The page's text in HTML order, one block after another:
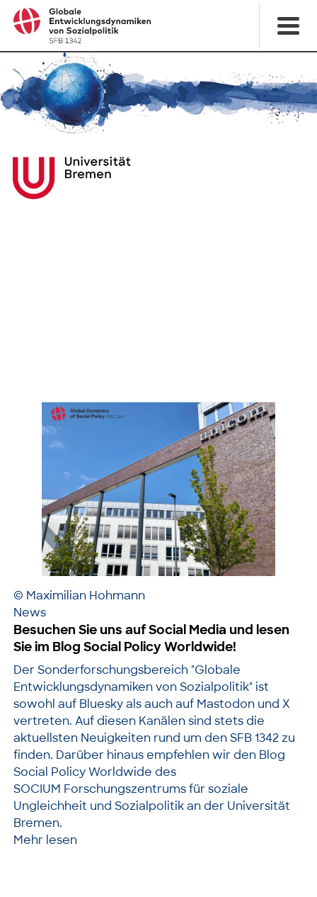
© Maximilian Hohmann
News
Besuchen Sie uns auf Social Media und lesen
Sie im Blog Social Policy Worldwide!
Der Sonderforschungsbereich "Globale
Entwicklungsdynamiken von Sozialpolitik" ist
sowohl auf Bluesky als auch auf Mastodon und X
vertreten. Auf diesen Kanälen sind stets die
aktuellsten Neuigkeiten rund um den SFB 1342 zu
finden. Darüber hinaus empfehlen wir den Blog
Social Policy Worldwide des
SOCIUM Forschungszentrums für soziale
Ungleichheit und Sozialpolitik an der Universität
Bremen.
Mehr lesen